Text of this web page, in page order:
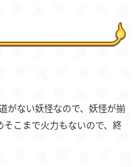
がない妖怪なので、妖怪が揃
そこまで火力もないので、終